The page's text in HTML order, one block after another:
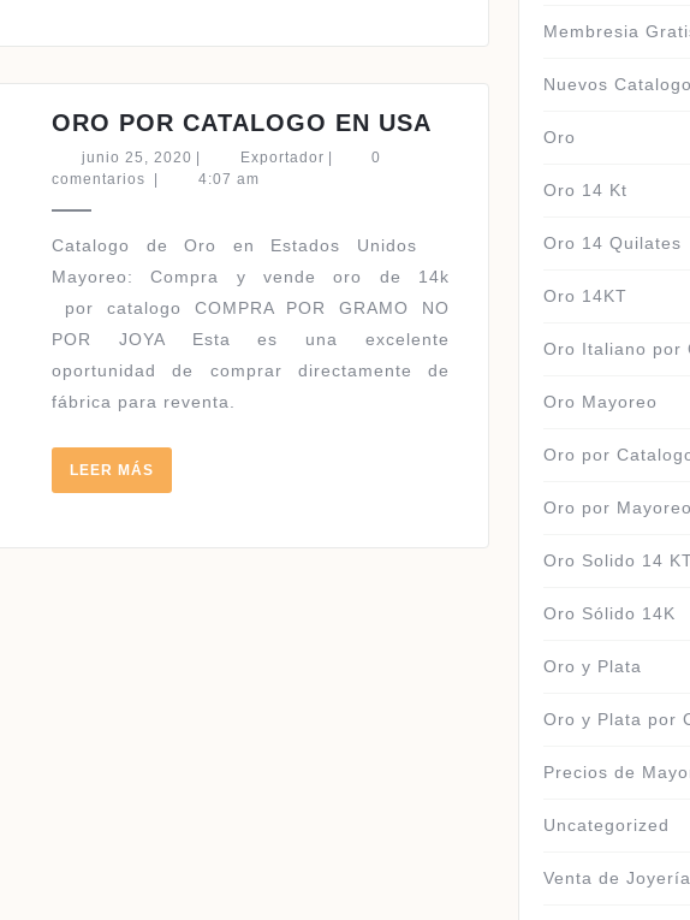
ORO POR CATALOGO EN USA
CATALOGO
junio 25, 2020 junio
25,
ExportadorExportador
0
comentarios
4:07 am
Catalogo de Oro en Estados Unidos ​
Mayoreo: Compra y vende oro de 14k
por catalogo COMPRA POR GRAMO NO
POR JOYA Esta es una excelente
oportunidad de comprar directamente de
fábrica para reventa.
LEER MÁS
MÁS
Membresia
Nuevos
Oro
Oro 14 Kt
Oro 14 Quilates
Oro 14KT
Oro Italiano por
Oro Mayoreo
Oro por
Oro por Mayoreo
Oro Solido 14
Oro Sólido 14K
Oro y Plata
Oro y Plata por
Precios de
Uncategorized
Venta de